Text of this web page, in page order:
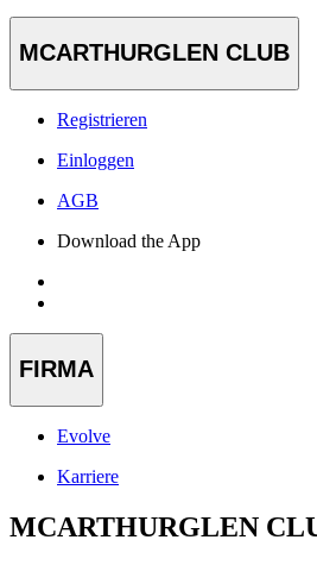
MCARTHURGLEN CLUB
Registrieren
Einloggen
AGB
Download the App
FIRMA
Evolve
Karriere
MCARTHURGLEN